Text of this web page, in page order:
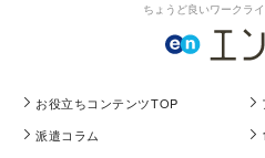
ちょうど良いワークラ
お役立ちコンテンツTOP
派遣コラム